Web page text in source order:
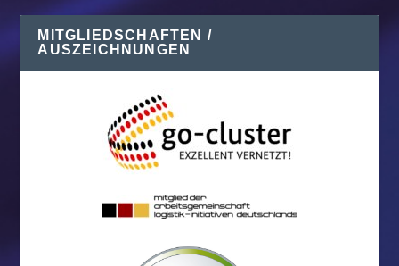
MITGLIEDSCHAFTEN /
AUSZEICHNUNGEN